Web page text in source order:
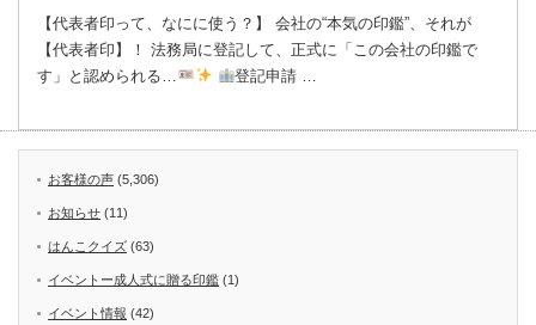
【代表者印って、なにに使う？】 会社の“本気の印鑑”、それが
【代表者印】！ 法務局に登記して、正式に「この会社の印鑑で
す」と認められる…
登記申請 …
お客様の声 (5,306)
お知らせ (11)
はんこクイズ (63)
イベントー成人式に贈る印鑑 (1)
イベント情報 (42)